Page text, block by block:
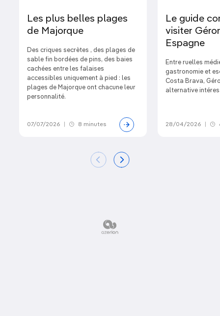
Les plus belles plages
de Majorque
Des criques secrètes , des plages de
sable fin bordées de pins, des baies
cachées entre les falaises
accessibles uniquement à pied : les
plages de Majorque ont chacune leur
personnalité.
07/07/2026 8 minutes
Le guide
visiter
Espagne
Entre ruelles
gastronomie et
Costa Brava,
alternative
28/04/2026